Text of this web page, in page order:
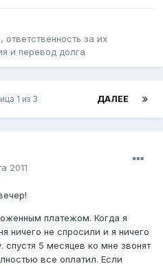
ответственность за их
и перевод долга
ДАЛЕЕ
1 из 3
2011
платежом. Когда я
ничего не спросили и я ничего
спустя 5 месяцев ко мне звонят
все оплатил. Если